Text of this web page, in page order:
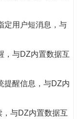
定用户短消息，与
，与DZ内置数据互
提醒信息，与DZ内
与DZ内置数据互